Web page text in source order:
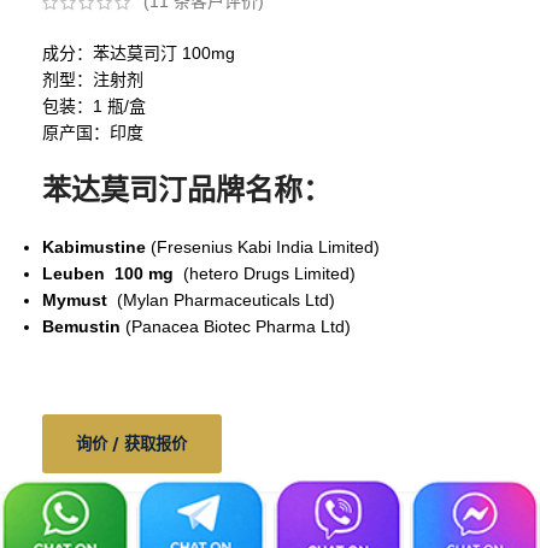
成分：苯达莫司汀 100mg
剂型：注射剂
包装：1 瓶/盒
原产国：印度
苯达莫司汀品牌名称：
Kabimustine (Fresenius Kabi India Limited)
Leuben 100 mg (hetero Drugs Limited)
Mymust (Mylan Pharmaceuticals Ltd)
Bemustin (Panacea Biotec Pharma Ltd)
询价 / 获取报价